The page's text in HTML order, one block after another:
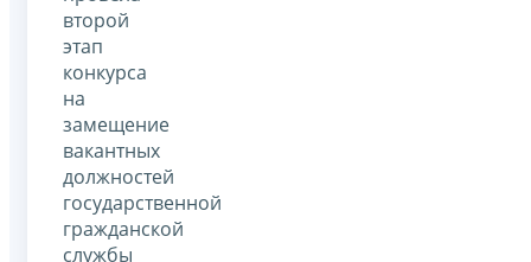
второй
этап
конкурса
на
замещение
вакантных
должностей
государственной
гражданской
службы